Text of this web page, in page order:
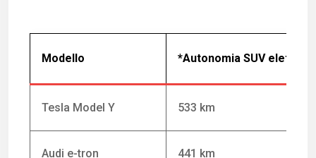
Modello *Autonomia SUV elettrici*
Tesla Model Y 533 km
Audi e-tron 441 km